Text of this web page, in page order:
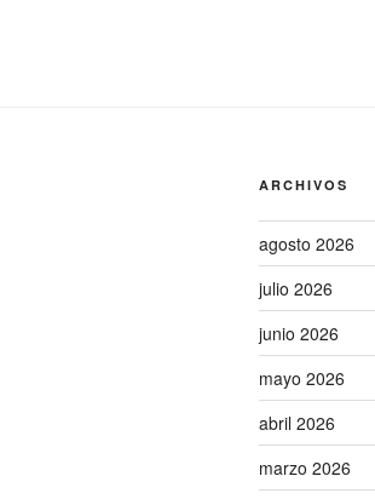
ARCHIVOS
agosto 2026
julio 2026
junio 2026
mayo 2026
abril 2026
marzo 2026